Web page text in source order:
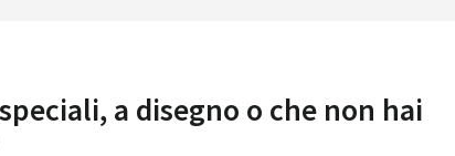
a disegno o che non hai